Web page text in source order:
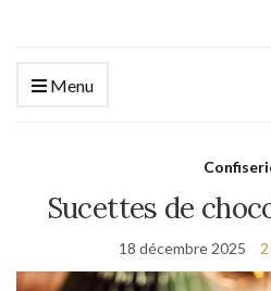
Menu
Sucettes de
18 décembre 2025